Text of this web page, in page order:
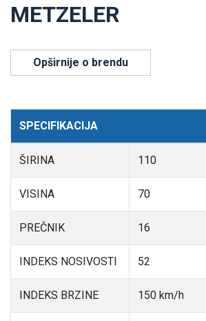
METZELER
Opširnije o brendu
SPECIFIKACIJA
ŠIRINA 110
VISINA 70
PREČNIK 16
INDEKS NOSIVOSTI 52
INDEKS BRZINE 150 km/h